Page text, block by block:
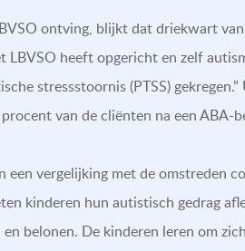
ontving, blijkt dat driekwart
LBVSO heeft opgericht en zelf
stressstoornis (PTSS)
van de cliënten na een ABA-
een vergelijking met de omstreden
kinderen hun autistisch gedrag
belonen. De kinderen leren om